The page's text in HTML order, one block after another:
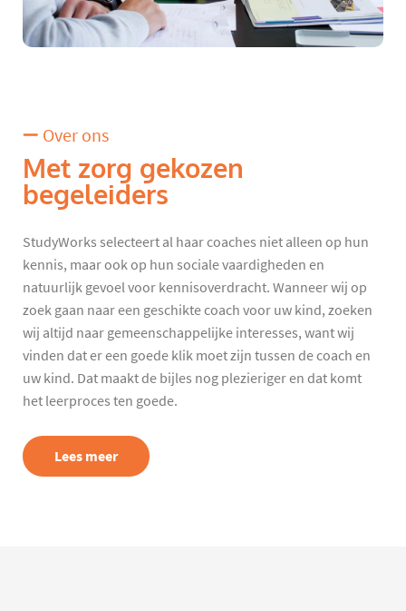
Over ons
Met zorg gekozen
begeleiders
StudyWorks selecteert al haar coaches niet alleen op hun
kennis, maar ook op hun sociale vaardigheden en
natuurlijk gevoel voor kennisoverdracht. Wanneer wij op
zoek gaan naar een geschikte coach voor uw kind, zoeken
wij altijd naar gemeenschappelijke interesses, want wij
vinden dat er een goede klik moet zijn tussen de coach en
uw kind. Dat maakt de bijles nog plezieriger en dat komt
het leerproces ten goede.
Lees meer